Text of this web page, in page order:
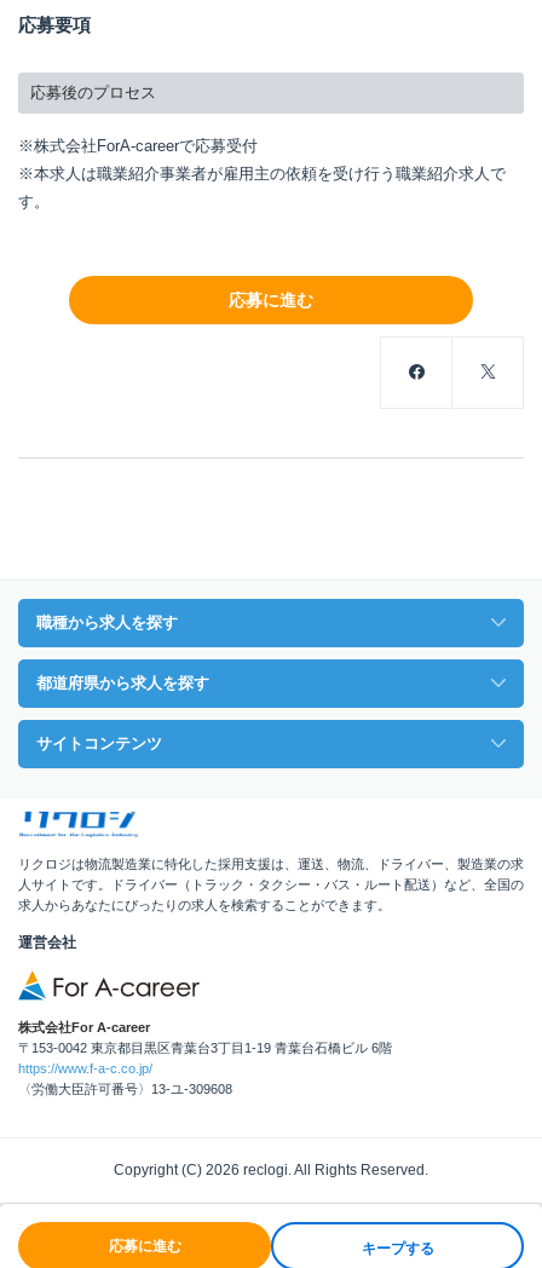
応募要項
応募後のプロセス
※株式会社ForA-careerで応募受付
※本求人は職業紹介事業者が雇用主の依頼を受け行う職業紹介求人で
す。
応募に進む
応募に進む キープする
リクロジは物流製造業に特化した採用支援は、運送、物流、ドライバー、製造業の求
人サイトです。ドライバー（トラック・タクシー・バス・ルート配送）など、全国の
求人からあなたにぴったりの求人を検索することができます。
運営会社
株式会社For A-career
〒153-0042 東京都目黒区青葉台3丁目1-19 青葉台石橋ビル 6階
https://www.f-a-c.co.jp/
〈労働大臣許可番号〉13-ユ-309608
職種から求人を探す
都道府県から求人を探す
サイトコンテンツ
Copyright (C) 2026 reclogi. All Rights Reserved.